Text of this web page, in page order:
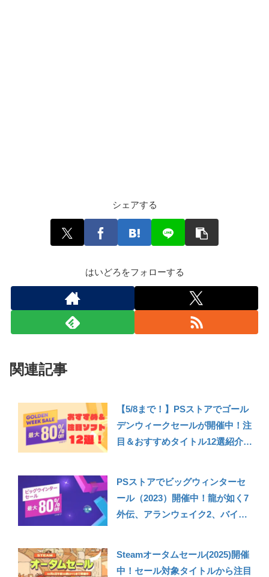
シェアする
はいどろをフォローする
関連記事
【5/8まで！】PSストアでゴール
デンウィークセールが開催中！注
目＆おすすめタイトル12選紹介！
PSストアでビッグウィンターセ
ール（2023）開催中！龍が如く7
外伝、アランウェイク2、バイオ
Steamオータムセール(2025)開催
中！セール対象タイトルから注目